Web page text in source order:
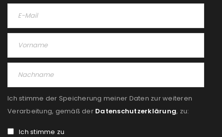
Ja, ich möchte ein Kundenkonto eröffnen und
akzeptiere dieDatenschutzerklärung. *
REGISTRIEREN
Ich stimme der Speicherung meiner Daten zur weiteren
Verarbeitung, gemäß der Datenschutzerklärung, zu:
Ich stimme zu